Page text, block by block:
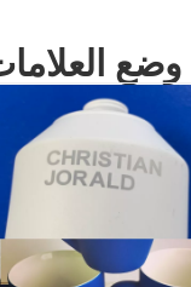
وضع